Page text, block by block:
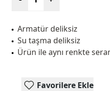
Armatür deliksiz
Su taşma deliksiz
Ürün ile aynı renkte
Favorilere Ekle